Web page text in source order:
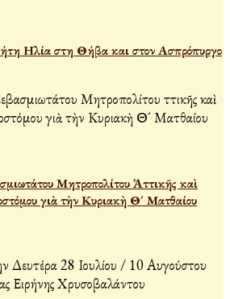
Ηλία στη Θήβα και στον Ασπρόπυργο
Μητροπολίτου Ἀττικῆς καὶ
γιὰ τὴν Κυριακὴ Θ´ Ματθαίου